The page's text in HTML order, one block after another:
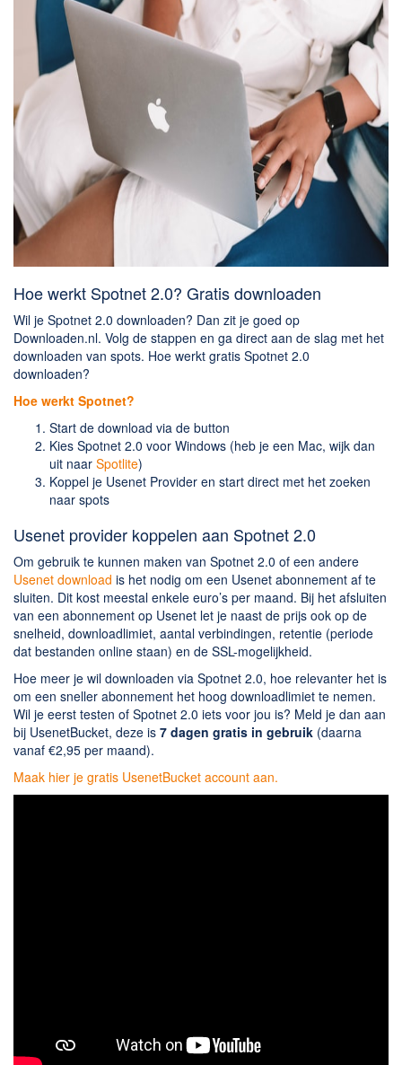
Hoe werkt Spotnet 2.0? Gratis downloaden
Wil je Spotnet 2.0 downloaden? Dan zit je goed op
Downloaden.nl. Volg de stappen en ga direct aan de slag met het
downloaden van spots. Hoe werkt gratis Spotnet 2.0
downloaden?
Hoe werkt Spotnet?
Start de download via de button
Kies Spotnet 2.0 voor Windows (heb je een Mac, wijk dan
uit naar Spotlite)
Koppel je Usenet Provider en start direct met het zoeken
naar spots
Usenet provider koppelen aan Spotnet 2.0
Om gebruik te kunnen maken van Spotnet 2.0 of een andere
Usenet download is het nodig om een Usenet abonnement af te
sluiten. Dit kost meestal enkele euro’s per maand. Bij het afsluiten
van een abonnement op Usenet let je naast de prijs ook op de
snelheid, downloadlimiet, aantal verbindingen, retentie (periode
dat bestanden online staan) en de SSL-mogelijkheid.
Hoe meer je wil downloaden via Spotnet 2.0, hoe relevanter het is
om een sneller abonnement het hoog downloadlimiet te nemen.
Wil je eerst testen of Spotnet 2.0 iets voor jou is? Meld je dan aan
bij UsenetBucket, deze is 7 dagen gratis in gebruik (daarna
vanaf €2,95 per maand).
Maak hier je gratis UsenetBucket account aan.